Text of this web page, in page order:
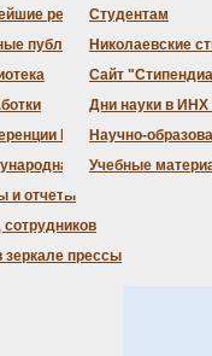
Бланки
История
Локальные
Повестка
Информация
Даты защит
Шифры
Награды
результаты
публикации сотрудников
Института
деятельность
и отчеты
зеркале прессы
Студентам
Николаевские
Сайт
Дни науки в
Научно-
Учебные